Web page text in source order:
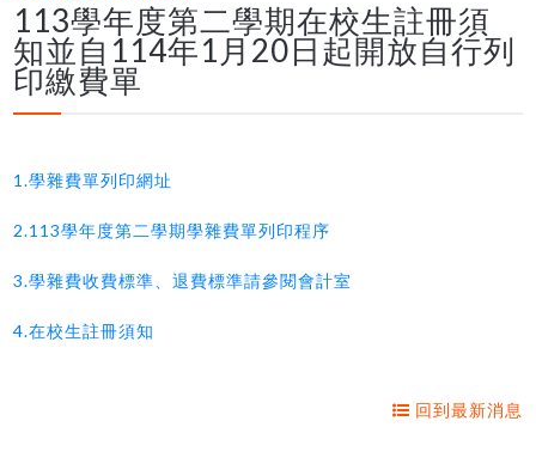
113學年度第二學期在校生註冊須
知並自114年1月20日起開放自行列
印繳費單
1.學雜費單列印網址
2.113學年度第二學期學雜費單列印程序
3.學雜費收費標準、退費標準請參閱會計室
4.在校生註冊須知
回到最新消息